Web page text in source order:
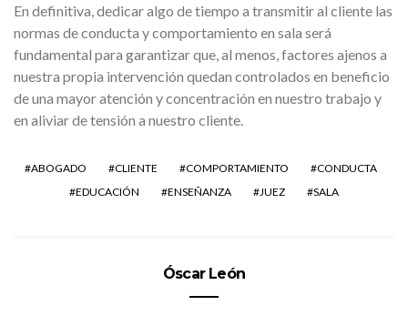
En definitiva, dedicar algo de tiempo a transmitir al cliente las
normas de conducta y comportamiento en sala será
fundamental para garantizar que, al menos, factores ajenos a
nuestra propia intervención quedan controlados en beneficio
de una mayor atención y concentración en nuestro trabajo y
en aliviar de tensión a nuestro cliente.
ABOGADO CLIENTE COMPORTAMIENTO
CONDUCTA
EDUCACIÓN
ENSEÑANZA JUEZ SALA
Óscar León